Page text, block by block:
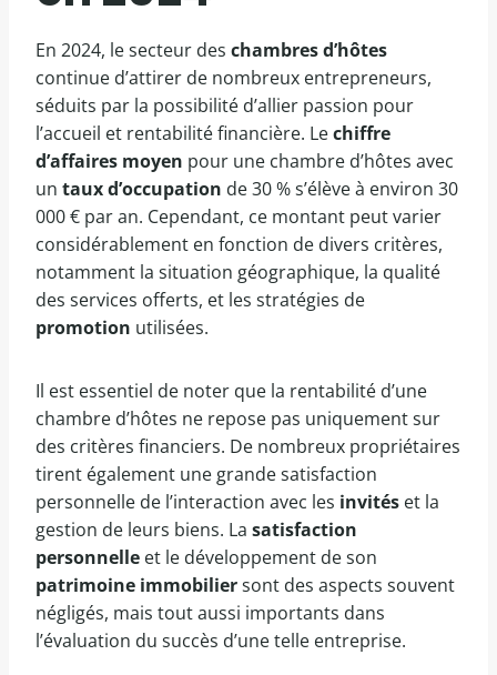
En 2024, le secteur des chambres d’hôtes
continue d’attirer de nombreux entrepreneurs,
séduits par la possibilité d’allier passion pour
l’accueil et rentabilité financière. Lechiffre
d’affaires moyen pour une chambre d’hôtes avec
un taux d’occupation de 30 % s’élève à environ 30
000 € par an. Cependant, ce montant peut varier
considérablement en fonction de divers critères,
notamment la situation géographique, la qualité
des services offerts, et les stratégies de
promotion utilisées.
Il est essentiel de noter que la rentabilité d’une
chambre d’hôtes ne repose pas uniquement sur
des critères financiers. De nombreux propriétaires
tirent également une grande satisfaction
personnelle de l’interaction avec les invités et la
gestion de leurs biens. La satisfaction
personnelle et le développement de son
patrimoine immobiliersont des aspects souvent
négligés, mais tout aussi importants dans
l’évaluation du succès d’une telle entreprise.